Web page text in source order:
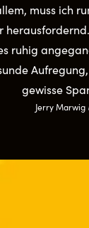
muss ich
ruhig
gewisse
Jerry Marwig